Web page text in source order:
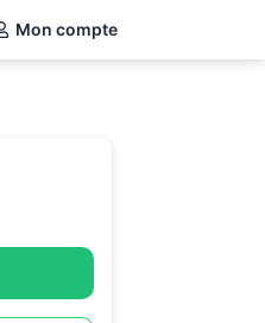
Mon compte